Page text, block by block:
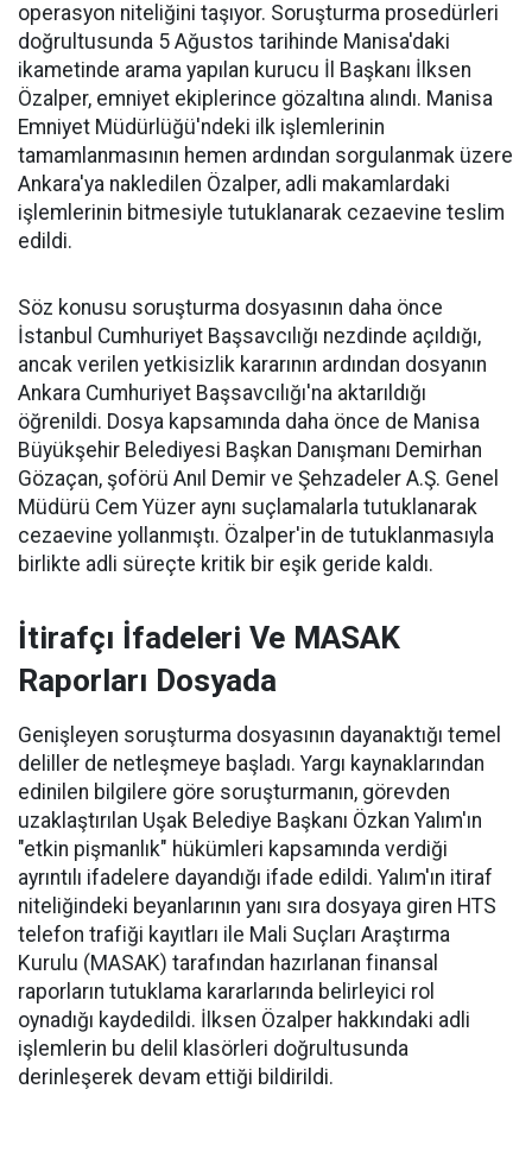
operasyon niteliğini taşıyor. Soruşturma prosedürleri
doğrultusunda 5 Ağustos tarihinde Manisa'daki
ikametinde arama yapılan kurucu İl Başkanı İlksen
Özalper, emniyet ekiplerince gözaltına alındı. Manisa
Emniyet Müdürlüğü'ndeki ilk işlemlerinin
tamamlanmasının hemen ardından sorgulanmak üzere
Ankara'ya nakledilen Özalper, adli makamlardaki
işlemlerinin bitmesiyle tutuklanarak cezaevine teslim
edildi.
Söz konusu soruşturma dosyasının daha önce
İstanbul Cumhuriyet Başsavcılığı nezdinde açıldığı,
ancak verilen yetkisizlik kararının ardından dosyanın
Ankara Cumhuriyet Başsavcılığı'na aktarıldığı
öğrenildi. Dosya kapsamında daha önce de Manisa
Büyükşehir Belediyesi Başkan Danışmanı Demirhan
Gözaçan, şoförü Anıl Demir ve Şehzadeler A.Ş. Genel
Müdürü Cem Yüzer aynı suçlamalarla tutuklanarak
cezaevine yollanmıştı. Özalper'in de tutuklanmasıyla
birlikte adli süreçte kritik bir eşik geride kaldı.
İtirafçı İfadeleri Ve MASAK
Raporları Dosyada
Genişleyen soruşturma dosyasının dayanaktığı temel
deliller de netleşmeye başladı. Yargı kaynaklarından
edinilen bilgilere göre soruşturmanın, görevden
uzaklaştırılan Uşak Belediye Başkanı Özkan Yalım'ın
"etkin pişmanlık" hükümleri kapsamında verdiği
ayrıntılı ifadelere dayandığı ifade edildi. Yalım'ın itiraf
niteliğindeki beyanlarının yanı sıra dosyaya giren HTS
telefon trafiği kayıtları ile Mali Suçları Araştırma
Kurulu (MASAK) tarafından hazırlanan finansal
raporların tutuklama kararlarında belirleyici rol
oynadığı kaydedildi. İlksen Özalper hakkındaki adli
işlemlerin bu delil klasörleri doğrultusunda
derinleşerek devam ettiği bildirildi.